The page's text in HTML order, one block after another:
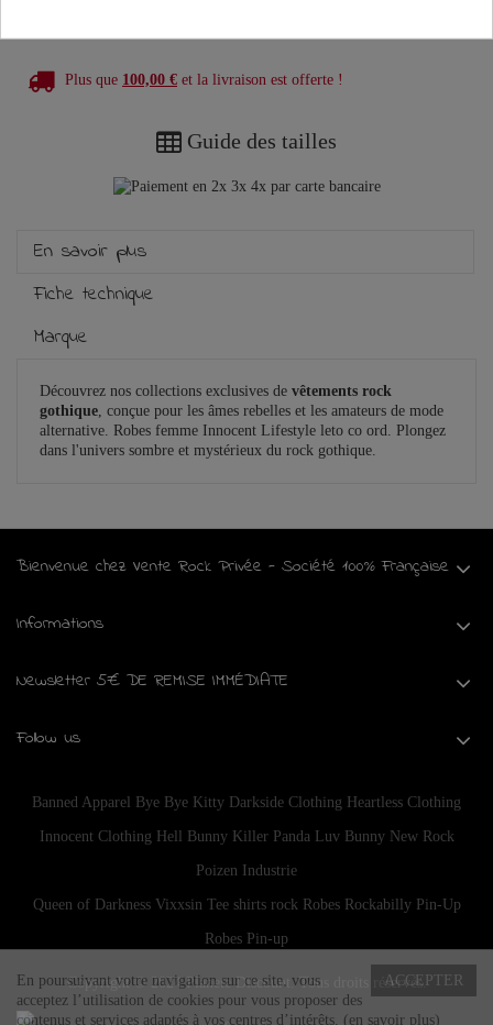
Plus que 100,00 € et la livraison est offerte !
Guide des tailles
En savoir plus
Fiche technique
Marque
Découvrez nos collections exclusives de vêtements rock
gothique, conçue pour les âmes rebelles et les amateurs de mode
alternative. Robes femme Innocent Lifestyle leto co ord. Plongez
dans l'univers sombre et mystérieux du rock gothique.
Bienvenue chez Vente Rock Privée - Société 100% Française
Informations
Newsletter 5€ DE REMISE IMMÉDIATE
Follow us
Banned Apparel Bye Bye Kitty Darkside Clothing Heartless Clothing
Innocent Clothing Hell Bunny Killer Panda Luv Bunny New Rock
Poizen Industrie
Queen of Darkness Vixxsin Tee shirts rock Robes Rockabilly Pin-Up
Robes Pin-up
Copyright © 2024Planete Discount . Tous droits réservés.ACCEPTER
En poursuivant votre navigation sur ce site, vous
acceptez l’utilisation de cookies pour vous proposer des
contenus et services adaptés à vos centres d’intérêts. (en savoir plus)